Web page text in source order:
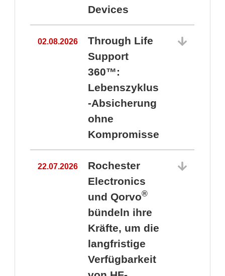
Devices
02.08.2026
Through Life
Support
360™:
Lebenszyklus
-Absicherung
ohne
Kompromisse
22.07.2026
Rochester
Electronics
und Qorvo®
bündeln ihre
Kräfte, um die
langfristige
Verfügbarkeit